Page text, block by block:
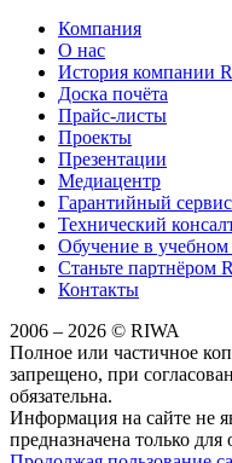
Компания
О нас
История компании
Доска почёта
Прайс-листы
Проекты
Презентации
Медиацентр
Гарантийный
Технический
Обучение в учебном
Станьте партнёром
Контакты
2006 – 2026 © RIWA
Полное или частичное
запрещено, при
обязательна.
Информация на сайте не
предназначена только для